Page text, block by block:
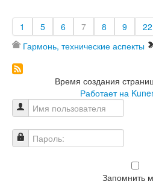
1 5 6 7 8 9
22
Гармонь, технические аспекты
Время создания
Работает на
Имя пользователя
Пароль:
Запомнить